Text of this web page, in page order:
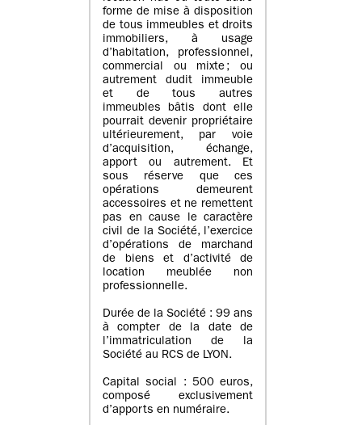
forme de mise à disposition
de tous immeubles et droits
immobiliers, à usage
d’habitation, professionnel,
commercial ou mixte ; ou
autrement dudit immeuble
et de tous autres
immeubles bâtis dont elle
pourrait devenir propriétaire
ultérieurement, par voie
d’acquisition, échange,
apport ou autrement. Et
sous réserve que ces
opérations demeurent
accessoires et ne remettent
pas en cause le caractère
civil de la Société, l’exercice
d’opérations de marchand
de biens et d’activité de
location meublée non
professionnelle.
Durée de la Société : 99 ans
à compter de la date de
l’immatriculation de la
Société au RCS de LYON.
Capital social : 500 euros,
composé exclusivement
d’apports en numéraire.